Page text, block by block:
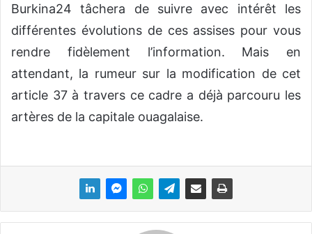
Burkina24 tâchera de suivre avec intérêt les
différentes évolutions de ces assises pour vous
rendre fidèlement l’information. Mais en
attendant, la rumeur sur la modification de cet
article 37 à travers ce cadre a déjà parcouru les
artères de la capitale ouagalaise.